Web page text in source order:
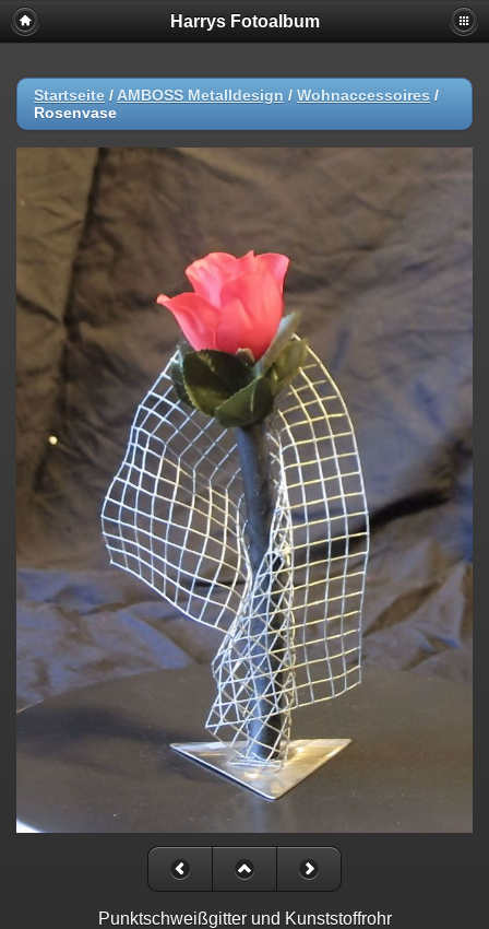
Harrys Fotoalbum
Startseite / AMBOSS Metalldesign / Wohnaccessoires /
Rosenvase
Punktschweißgitter und Kunststoffrohr